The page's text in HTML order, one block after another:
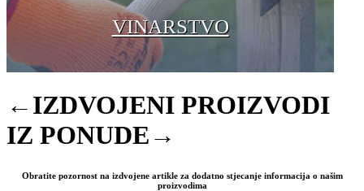
VINARSTVO
←IZDVOJENI PROIZVODI
IZ PONUDE→
Obratite pozornost na izdvojene artikle za dodatno stjecanje informacija o našim
proizvodima